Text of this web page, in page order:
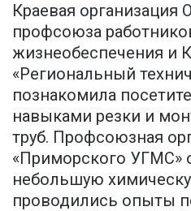
Краевая организация
профсоюза
жизнеобеспечения и
«Региональный
познакомила
навыками резки и
труб. Профсоюзная
«Приморского УГМС»
небольшую
проводились опыты